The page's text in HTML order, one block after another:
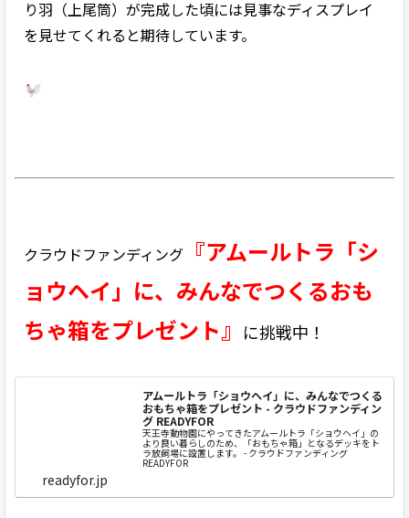
り羽（上尾筒）が完成した頃には見事なディスプレイ
を見せてくれると期待しています。
クラウドファンディング 『アムールトラ「シ
ョウヘイ」に、みんなでつくるおも
ちゃ箱をプレゼント』
に挑戦中！
アムールトラ「ショウヘイ」に、みんなでつくる
おもちゃ箱をプレゼント - クラウドファンディン
グ READYFOR
天王寺動物園にやってきたアムールトラ「ショウヘイ」の
より良い暮らしのため、「おもちゃ箱」となるデッキをト
ラ放飼場に設置します。 - クラウドファンディング
READYFOR
readyfor.jp